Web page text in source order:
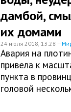
дамбой,
их домами
24 июля 2018, 13:28 —
Авария на
привела к
пункта в
головой